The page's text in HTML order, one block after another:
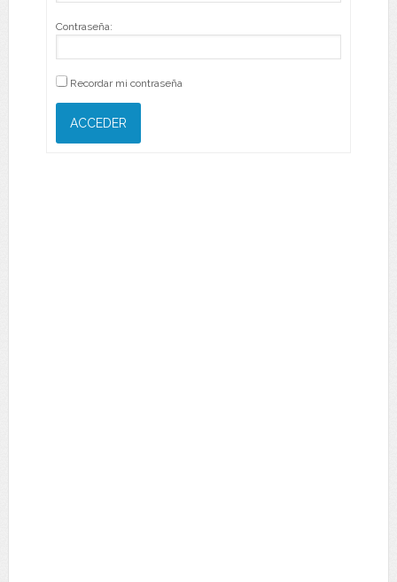
Contraseña:
Recordar mi contraseña
ACCEDER